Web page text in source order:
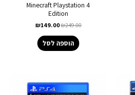
Minecraft Playstation 4
Edition
₪249.00
₪149.00
הוספה לסל